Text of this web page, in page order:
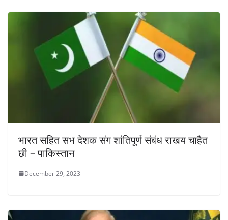
भारत सहित सभ देशक संग शांतिपूर्ण संबंध राखय चाहैत
छी – पाकिस्तान
December 29, 2023